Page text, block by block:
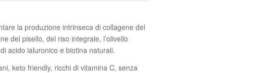
la produzione intrinseca di collagene del
del pisello, del riso integrale, l’olivello
acido ialuronico e biotina naturali.
keto friendly, ricchi di vitamina C, senza